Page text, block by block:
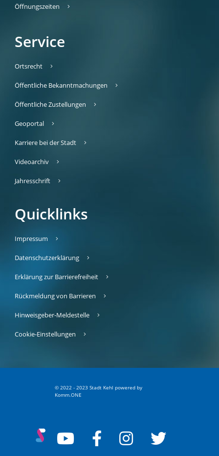
Öffnungszeiten
Service
Ortsrecht
Öffentliche Bekanntmachungen
Öffentliche Zustellungen
Geoportal
Karriere bei der Stadt
Videoarchiv
Jahresschrift
Quicklinks
Impressum
Datenschutzerklärung
Erklärung zur Barrierefreiheit
Rückmeldung von Barrieren
Hinweisgeber-Meldestelle
Cookie-Einstellungen
© 2022 - 2023 Stadt Kehl powered by
Komm.ONE